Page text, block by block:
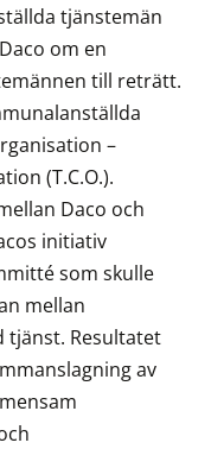
tjänstemän
om en
till reträtt.
–
(T.C.O.).
Daco och
initiativ
som skulle
mellan
tjänst. Resultatet
av